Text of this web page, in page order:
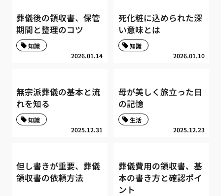
葬儀後の領収書、保管
期間と整理のコツ
2026.01.14
知識
死化粧に込められた深
い意味とは
2026.01.10
知識
無宗派葬儀の基本と流
れを知る
2025.12.31
知識
母が美しく旅立った日
の記憶
2025.12.23
生活
但し書きが重要、葬儀
領収書の依頼方法
葬儀費用の領収書、基
本の書き方と確認ポイ
ント